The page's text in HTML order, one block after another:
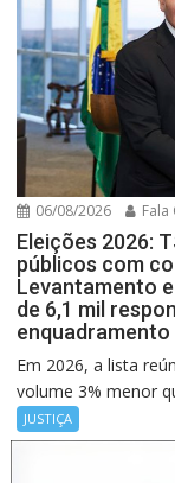
06/08/2026 Fala
Eleições 2026:
públicos com
Levantamento
de 6,1 mil
enquadramento
Em 2026, a lista
volume 3% menor
JUSTIÇA